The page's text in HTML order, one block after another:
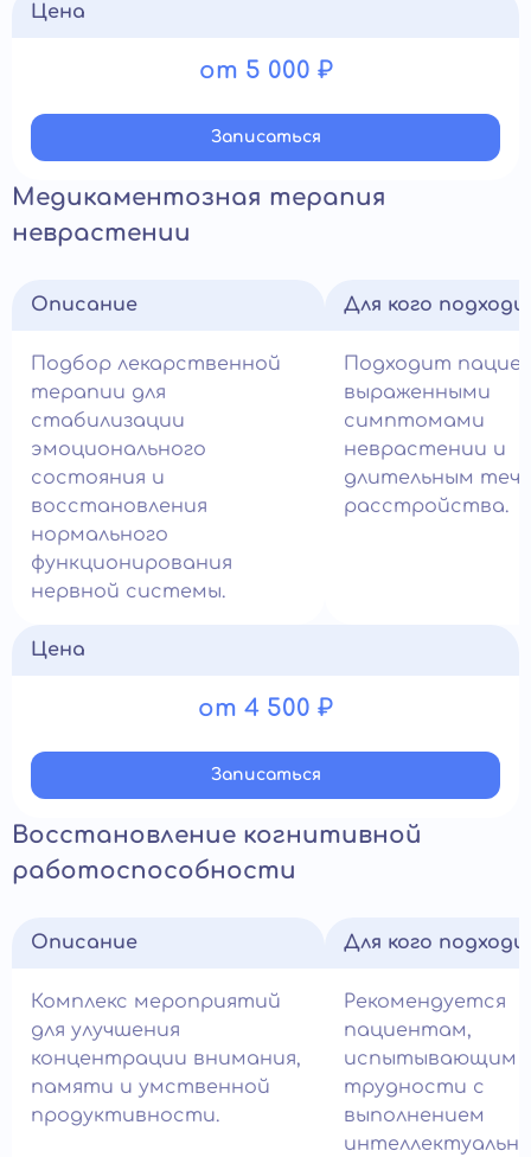
Цена
от 5 000 ₽
Записатьcя
Медикаментозная терапия
неврастении
Описание
Подбор лекарственной
терапии для
стабилизации
эмоционального
состояния и
восстановления
нормального
функционирования
нервной системы.
Для кого
Подходит
выраженными
симптомами
неврастении и
длительным
расстройства.
Цена
от 4 500 ₽
Записатьcя
Восстановление когнитивной
работоспособности
Описание
Комплекс мероприятий
для улучшения
концентрации внимания,
памяти и умственной
продуктивности.
Для кого
Рекомендуется
пациентам,
испытывающим
трудности с
выполнением